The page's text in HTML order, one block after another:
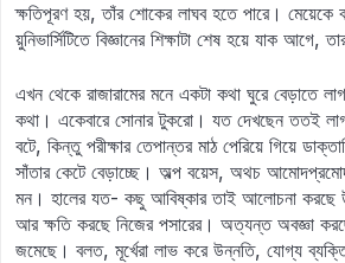
ক্ষতিপূরণ হয়, তাঁর শোকের লাঘব হতে পারে। মেয়েকে
য়ুনিভার্সিটিতে বিজ্ঞানের শিক্ষাটা শেষ হয়ে যাক আগে,
এখন থেকে রাজারামের মনে একটা কথা ঘুরে বেড়াতে
কথা। একেবারে সোনার টুকরো। যত দেখছেন ততই
বটে, কিন্তু পরীক্ষার তেপান্তর মাঠ পেরিয়ে গিয়ে
সাঁতার কেটে বেড়াচ্ছে। অল্প বয়েস, অথচ
মন। হালের যত- কছু আবিষ্কার তাই আলোচনা করছে
আর ক্ষতি করছে নিজের পসারের। অত্যন্ত অবজ্ঞা
জমেছে। বলত, মূর্খেরা লাভ করে উন্নতি, যোগ্য